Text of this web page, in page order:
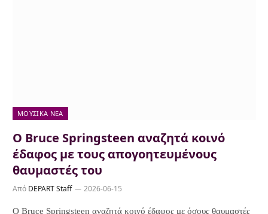
ΜΟΥΣΙΚΆ ΝΈΑ
Ο Bruce Springsteen αναζητά κοινό
έδαφος με τους απογοητευμένους
θαυμαστές του
Από DEPART Staff 2026-06-15
Ο Bruce Springsteen αναζητά κοινό έδαφος με όσους θαυμαστές